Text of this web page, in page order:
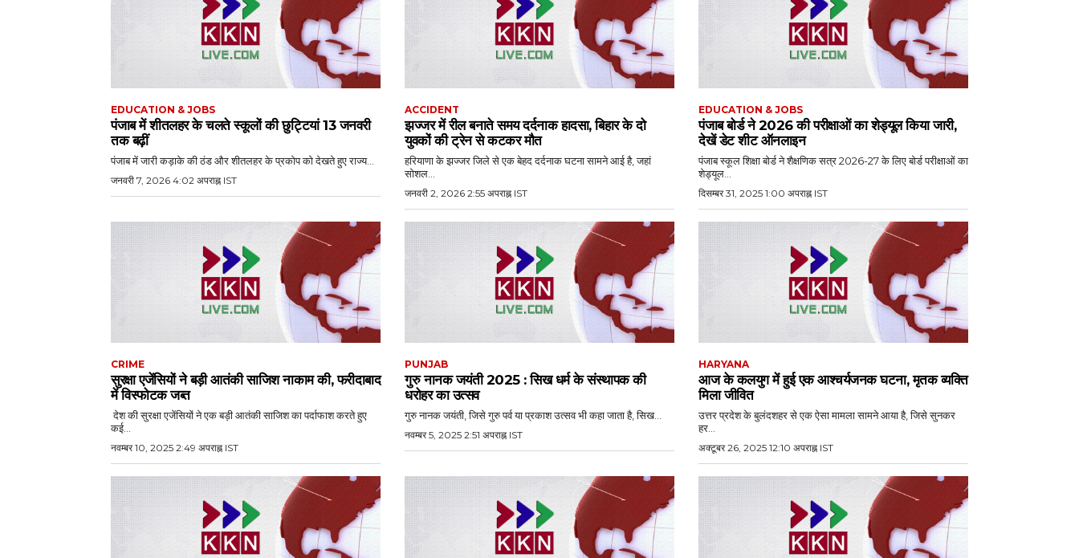
EDUCATION & JOBS
पंजाब में शीतलहर के चलते स्कूलों की छुट्टियां 13 जनवरी
तक बढ़ीं
पंजाब में जारी कड़ाके की ठंड और शीतलहर के प्रकोप को देखते हुए राज्य...
जनवरी 7, 2026 4:02 अपराह्न IST
ACCIDENT
झज्जर में रील बनाते समय दर्दनाक हादसा, बिहार के दो
युवकों की ट्रेन से कटकर मौत
हरियाणा के झज्जर जिले से एक बेहद दर्दनाक घटना सामने आई है, जहां
सोशल...
जनवरी 2, 2026 2:55 अपराह्न IST
EDUCATION & JOBS
पंजाब बोर्ड ने 2026 की परीक्षाओं का शेड्यूल किया जारी,
देखें डेट शीट ऑनलाइन
पंजाब स्कूल शिक्षा बोर्ड ने शैक्षणिक सत्र 2026-27 के लिए बोर्ड परीक्षाओं का
शेड्यूल...
दिसम्बर 31, 2025 1:00 अपराह्न IST
CRIME
सुरक्षा एजेंसियों ने बड़ी आतंकी साजिश नाकाम की, फरीदाबाद
में विस्फोटक जब्त
देश की सुरक्षा एजेंसियों ने एक बड़ी आतंकी साजिश का पर्दाफाश करते हुए
कई...
नवम्बर 10, 2025 2:49 अपराह्न IST
PUNJAB
गुरु नानक जयंती 2025 : सिख धर्म के संस्थापक की
धरोहर का उत्सव
गुरु नानक जयंती, जिसे गुरु पर्व या प्रकाश उत्सव भी कहा जाता है, सिख...
नवम्बर 5, 2025 2:51 अपराह्न IST
HARYANA
आज के कलयुग में हुई एक आश्चर्यजनक घटना, मृतक व्यक्ति
मिला जीवित
उत्तर प्रदेश के बुलंदशहर से एक ऐसा मामला सामने आया है, जिसे सुनकर
हर...
अक्टूबर 26, 2025 12:10 अपराह्न IST